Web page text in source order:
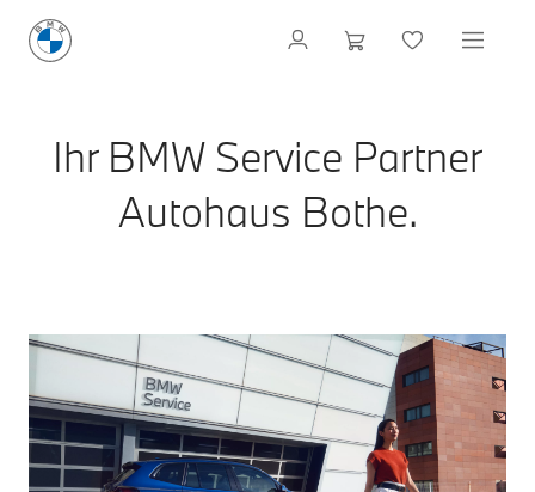
Ihr BMW Service Partner
Autohaus Bothe.